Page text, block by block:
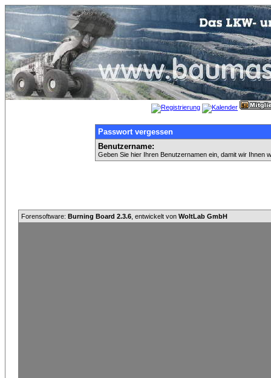
Passwort vergessen
Benutzername:
Geben Sie hier Ihren Benutzernamen ein, damit wir Ihnen
Forensoftware: Burning Board 2.3.6 , entwickelt von WoltLab GmbH